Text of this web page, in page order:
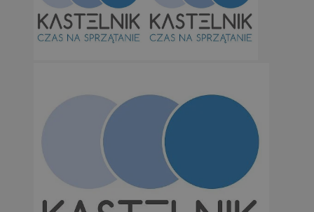
Niezbędne pliki cookie umożliwiają korzystanie z podstawowych
takich jak logowanie użytkownika i zarządzanie kontem. Bez
można prawidłowo korzystać ze strony internetowej.
QeSessID
MvSessID orzesze.com.pl
VISITOR_PRIVACY_METADATA